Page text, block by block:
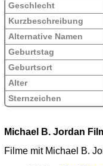
Geschlecht
Kurzbeschreibung
Alternative Namen
Geburtstag
Geburtsort
Alter
Sternzeichen
Michael B. Jordan
Filme mit Michael B.